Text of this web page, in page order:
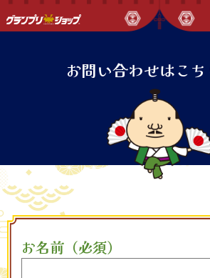
お問い合わせはこち
お名前（必須）